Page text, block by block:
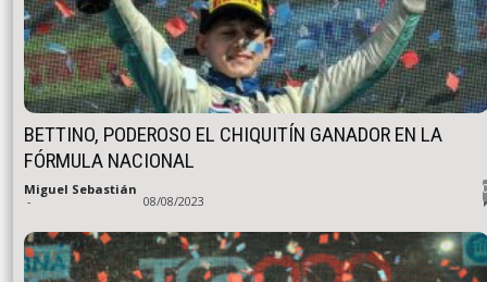
BETTINO, PODEROSO EL CHIQUITÍN GANADOR EN LA
FÓRMULA NACIONAL
Miguel Sebastián
- 08/08/2023